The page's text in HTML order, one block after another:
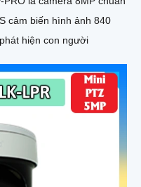
cảm biến hình ảnh 840
hiện con người